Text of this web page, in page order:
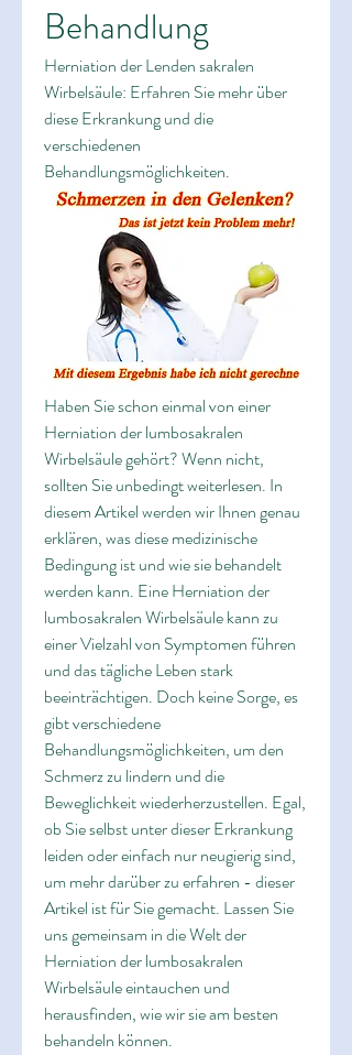
Behandlung
Herniation der Lenden sakralen
Wirbelsäule: Erfahren Sie mehr über
diese Erkrankung und die
verschiedenen
Behandlungsmöglichkeiten.
Haben Sie schon einmal von einer
Herniation der lumbosakralen
Wirbelsäule gehört? Wenn nicht,
sollten Sie unbedingt weiterlesen. In
diesem Artikel werden wir Ihnen genau
erklären, was diese medizinische
Bedingung ist und wie sie behandelt
werden kann. Eine Herniation der
lumbosakralen Wirbelsäule kann zu
einer Vielzahl von Symptomen führen
und das tägliche Leben stark
beeinträchtigen. Doch keine Sorge, es
gibt verschiedene
Behandlungsmöglichkeiten, um den
Schmerz zu lindern und die
Beweglichkeit wiederherzustellen. Egal,
ob Sie selbst unter dieser Erkrankung
leiden oder einfach nur neugierig sind,
um mehr darüber zu erfahren - dieser
Artikel ist für Sie gemacht. Lassen Sie
uns gemeinsam in die Welt der
Herniation der lumbosakralen
Wirbelsäule eintauchen und
herausfinden, wie wir sie am besten
behandeln können.